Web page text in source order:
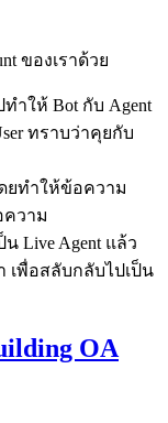
ของเราด้วย
ทำให้ Bot กับ Agent
ทราบว่าคุยกับ
ดยทำให้ข้อความ
วาม
น Live Agent แล้ว
เพื่อสลับกลับไปเป็น
OA